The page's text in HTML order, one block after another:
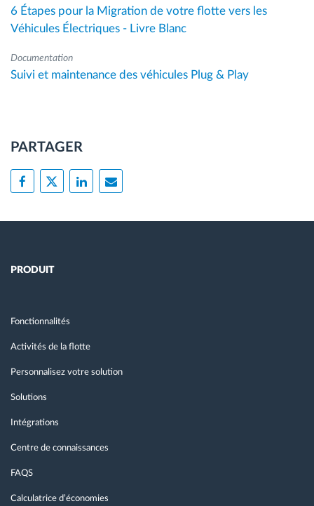
6 Étapes pour la Migration de votre flotte vers les
Véhicules Électriques - Livre Blanc
Documentation
Suivi et maintenance des véhicules Plug & Play
PARTAGER
PRODUIT
Fonctionnalités
Activités de la flotte
Personnalisez votre solution
Solutions
Intégrations
Centre de connaissances
FAQS
Calculatrice d’économies